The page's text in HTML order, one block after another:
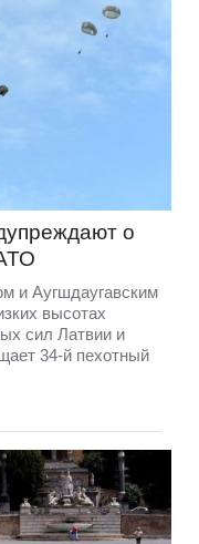
о
и Аугшдаугавским
высотах
сил Латвии и
34-й пехотный